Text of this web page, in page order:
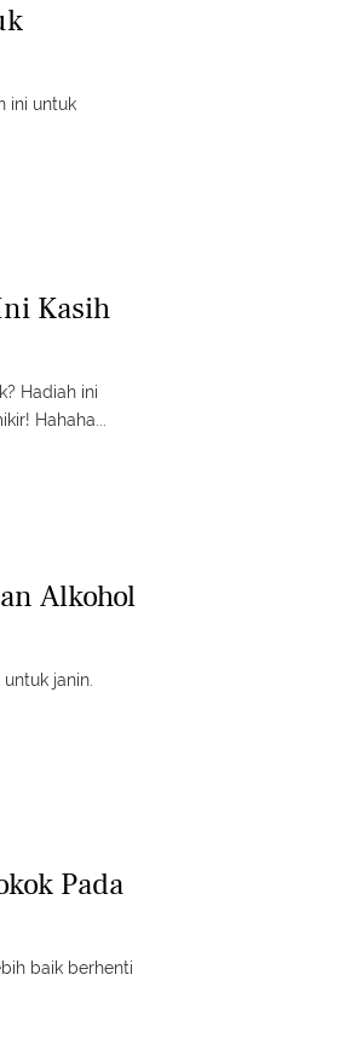
ini untuk
Kasih
Hadiah ini
Hahaha...
Alkohol
janin.
Pada
baik berhenti